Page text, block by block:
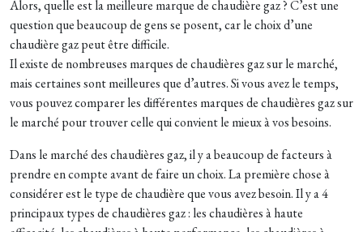
Alors, quelle est la meilleure marque de chaudière gaz ? C’est une
question que beaucoup de gens se posent, car le choix d’une
chaudière gaz peut être difficile.
Il existe de nombreuses marques de chaudières gaz sur le marché,
mais certaines sont meilleures que d’autres. Si vous avez le temps,
vous pouvez comparer les différentes marques de chaudières gaz sur
le marché pour trouver celle qui convient le mieux à vos besoins.
Dans le marché des chaudières gaz, il y a beaucoup de facteurs à
prendre en compte avant de faire un choix. La première chose à
considérer est le type de chaudière que vous avez besoin. Il y a 4
principaux types de chaudières gaz : les chaudières à haute